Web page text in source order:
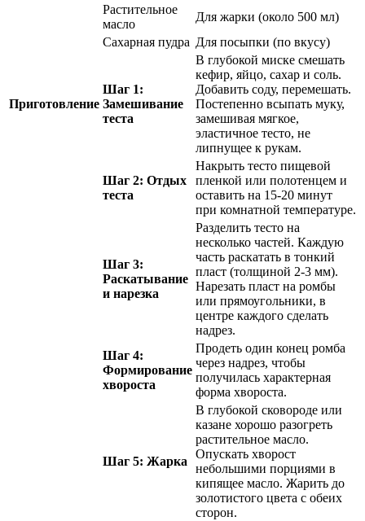
Растительное
масло
Для жарки (около 500 мл)
Сахарная пудра Для посыпки (по вкусу)
Приготовление
Шаг 1:
Замешивание
теста
В глубокой миске смешать
кефир, яйцо, сахар и соль.
Добавить соду, перемешать.
Постепенно всыпать муку,
замешивая мягкое,
эластичное тесто, не
липнущее к рукам.
Шаг 2: Отдых
теста
Накрыть тесто пищевой
пленкой или полотенцем и
оставить на 15-20 минут
при комнатной температуре.
Шаг 3:
Раскатывание
и нарезка
Разделить тесто на
несколько частей. Каждую
часть раскатать в тонкий
пласт (толщиной 2-3 мм).
Нарезать пласт на ромбы
или прямоугольники, в
центре каждого сделать
надрез.
Шаг 4:
Формирование
хвороста
Продеть один конец ромба
через надрез, чтобы
получилась характерная
форма хвороста.
Шаг 5: Жарка
В глубокой сковороде или
казане хорошо разогреть
растительное масло.
Опускать хворост
небольшими порциями в
кипящее масло. Жарить до
золотистого цвета с обеих
сторон.